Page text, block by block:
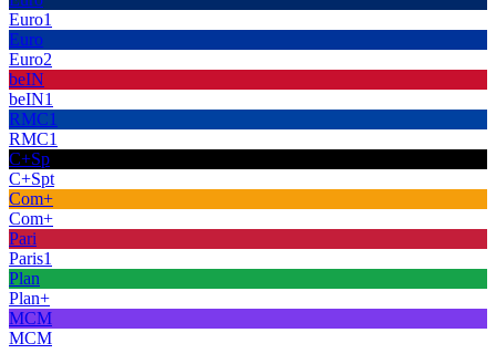
Euro1
Euro
Euro2
beIN
beIN1
RMC1
RMC1
C+Sp
C+Spt
Com+
Com+
Pari
Paris1
Plan
Plan+
MCM
MCM